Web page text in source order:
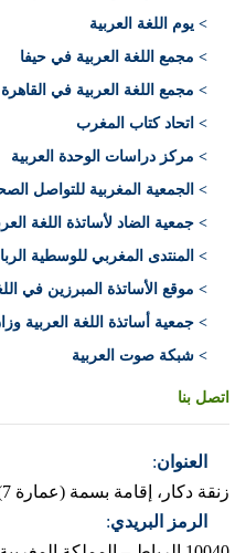
> يوم اللغة العربية
> مجمع اللغة العربية في حيفا
> مجمع اللغة العربية في القاهرة
> اتحاد كتاب المغرب
> مركز دراسات الوحدة العربية
> الجمعية المغربية للتواصل
> جمعية الضاد لأساتذة اللغة
> المنتدى المغربي للوسطية
> موقع الأساتذة المبرزين في
> جمعية أساتذة اللغة العربية
> شبكة صوت العربية
اتصل بنا
العنوان:
زنقة دكار، إقامة بسمة (عمارة 7)، شقة 2، حي المحيط – الرباط
الرمز البريدي: